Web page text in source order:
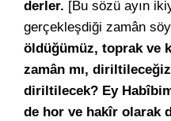
derler. [Bu sözü ayın
gerçekleşdiği zamân
öldüğümüz, toprak ve
zamân mı,
diriltilecek? Ey
de hor ve hakîr olarak